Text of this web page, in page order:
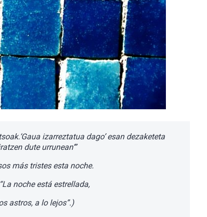
izarreztatua dago’ esan dezaketeta
dute urrunean‘”
más tristes esta noche.
noche está estrellada,
astros, a lo lejos”.)